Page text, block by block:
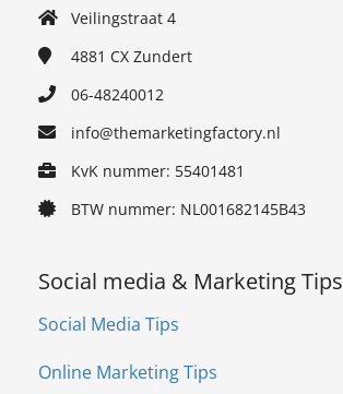
Veilingstraat 4
4881 CX Zundert
06-48240012
info@themarketingfactory.nl
KvK nummer: 55401481
BTW nummer: NL001682145B43
Social media & Marketing Tips
Social Media Tips
Online Marketing Tips